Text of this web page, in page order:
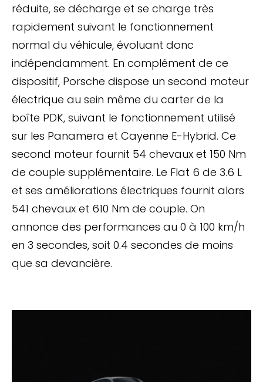
réduite, se décharge et se charge très
rapidement suivant le fonctionnement
normal du véhicule, évoluant donc
indépendamment. En complément de ce
dispositif, Porsche dispose un second moteur
électrique au sein même du carter de la
boîte PDK, suivant le fonctionnement utilisé
sur les Panamera et Cayenne E-Hybrid. Ce
second moteur fournit 54 chevaux et 150 Nm
de couple supplémentaire. Le Flat 6 de 3.6 L
et ses améliorations électriques fournit alors
541 chevaux et 610 Nm de couple. On
annonce des performances au 0 à 100 km/h
en 3 secondes, soit 0.4 secondes de moins
que sa devancière.